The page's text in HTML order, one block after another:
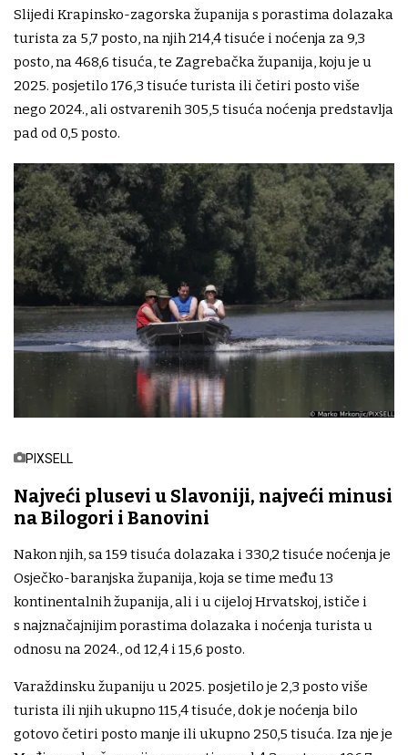
Slijedi Krapinsko-zagorska županija s porastima dolazaka
turista za 5,7 posto, na njih 214,4 tisuće i noćenja za 9,3
posto, na 468,6 tisuća, te Zagrebačka županija, koju je u
2025. posjetilo 176,3 tisuće turista ili četiri posto više
nego 2024., ali ostvarenih 305,5 tisuća noćenja predstavlja
pad od 0,5 posto.
PIXSELL
Najveći plusevi u Slavoniji, najveći minusi
na Bilogori i Banovini
Nakon njih, sa 159 tisuća dolazaka i 330,2 tisuće noćenja je
Osječko-baranjska županija, koja se time među 13
kontinentalnih županija, ali i u cijeloj Hrvatskoj, ističe i
s najznačajnijim porastima dolazaka i noćenja turista u
odnosu na 2024., od 12,4 i 15,6 posto.
Varaždinsku županiju u 2025. posjetilo je 2,3 posto više
turista ili njih ukupno 115,4 tisuće, dok je noćenja bilo
gotovo četiri posto manje ili ukupno 250,5 tisuća. Iza nje je